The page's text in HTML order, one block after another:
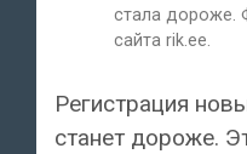
стала дороже.
сайта rik.ee.
Регистрация
станет дороже.